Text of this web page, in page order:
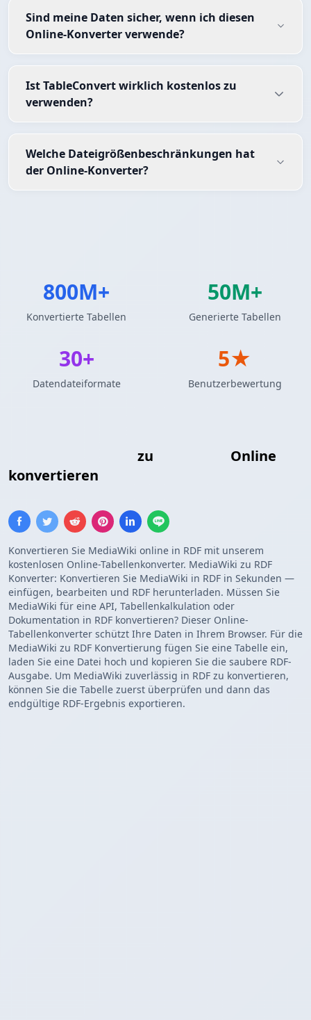
zu
Online
konvertieren
Konvertieren Sie MediaWiki online in RDF mit unserem
kostenlosen Online-Tabellenkonverter. MediaWiki zu RDF
Konverter: Konvertieren Sie MediaWiki in RDF in Sekunden —
einfügen, bearbeiten und RDF herunterladen. Müssen Sie
MediaWiki für eine API, Tabellenkalkulation oder
Dokumentation in RDF konvertieren? Dieser Online-
Tabellenkonverter schützt Ihre Daten in Ihrem Browser. Für die
MediaWiki zu RDF Konvertierung fügen Sie eine Tabelle ein,
laden Sie eine Datei hoch und kopieren Sie die saubere RDF-
Ausgabe. Um MediaWiki zuverlässig in RDF zu konvertieren,
können Sie die Tabelle zuerst überprüfen und dann das
endgültige RDF-Ergebnis exportieren.
Sind meine Daten sicher, wenn ich diesen
Online-Konverter verwende?
Ist TableConvert wirklich kostenlos zu
verwenden?
Welche Dateigrößenbeschränkungen hat
der Online-Konverter?
800M+
Konvertierte Tabellen
50M+
Generierte Tabellen
30+
Datendateiformate
5★
Benutzerbewertung